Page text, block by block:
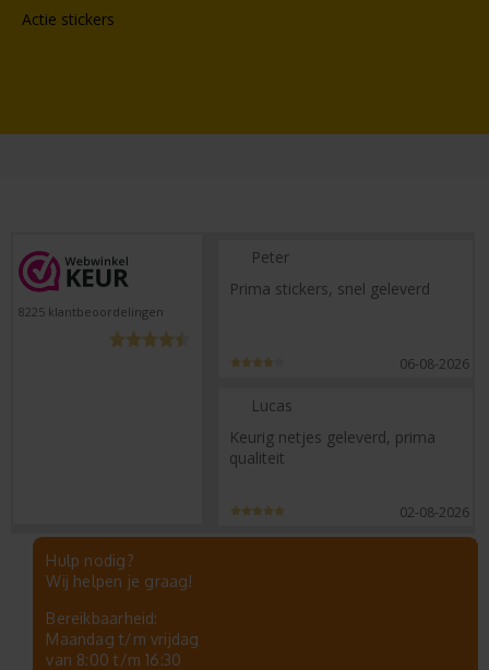
Actie stickers
8225 klantbeoordelingen
Peter
Prima stickers, snel geleverd
06-08-2026
Lucas
Keurig netjes geleverd, prima
qualiteit
02-08-2026
Hulp nodig?
Wij helpen je graag!
Bereikbaarheid:
Maandag t/m vrijdag
van 8:00 t/m 16:30